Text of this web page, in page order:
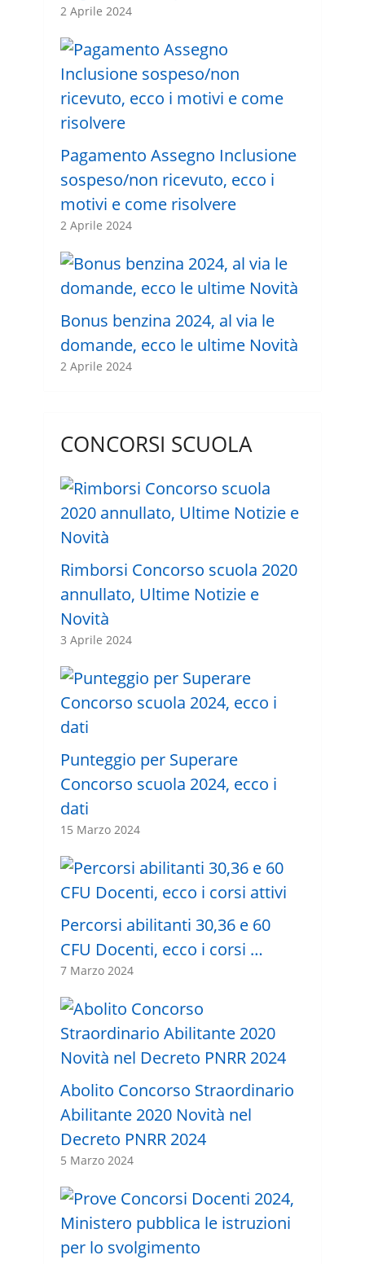
2 Aprile 2024
Pagamento Assegno Inclusione
sospeso/non ricevuto, ecco i
motivi e come risolvere
2 Aprile 2024
Bonus benzina 2024, al via le
domande, ecco le ultime Novità
2 Aprile 2024
CONCORSI SCUOLA
Rimborsi Concorso scuola 2020
annullato, Ultime Notizie e
Novità
3 Aprile 2024
Punteggio per Superare
Concorso scuola 2024, ecco i
dati
15 Marzo 2024
Percorsi abilitanti 30,36 e 60
CFU Docenti, ecco i corsi …
7 Marzo 2024
Abolito Concorso Straordinario
Abilitante 2020 Novità nel
Decreto PNRR 2024
5 Marzo 2024